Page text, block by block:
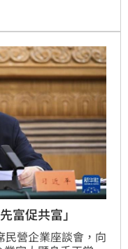
數重跌174.04，跌
1%上下，這個情
促共富」
民營企業座談會，向